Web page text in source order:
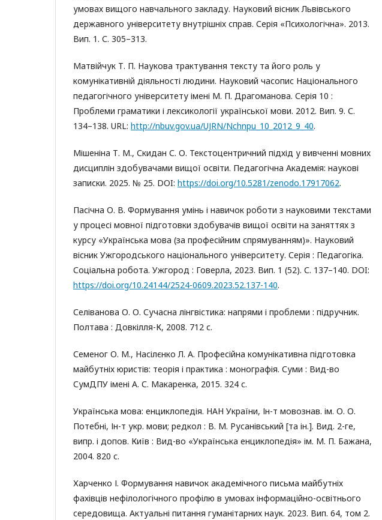
умовах вищого навчального закладу. Науковий вісник Львівського
державного університету внутрішніх справ. Серія «Психологічна». 2013.
Вип. 1. С. 305–313.
Матвійчук Т. П. Наукова трактування тексту та його роль у
комунікативній діяльності людини. Науковий часопис Національного
педагогічного університету імені М. П. Драгоманова. Серія 10 :
Проблеми граматики і лексикології української мови. 2012. Вип. 9. С.
134–138. URL: http://nbuv.gov.ua/UJRN/Nchnpu_10_2012_9_40.
Мішеніна Т. М., Скидан С. О. Текстоцентричний підхід у вивченні мовних
дисциплін здобувачами вищої освіти. Педагогічна Академія: наукові
записки. 2025. № 25. DOI: https://doi.org/10.5281/zenodo.17917062.
Пасічна О. В. Формування умінь і навичок роботи з науковими текстами
у процесі мовної підготовки здобувачів вищої освіти на заняттях з
курсу «Українська мова (за професійним спрямуванням)». Науковий
вісник Ужгородського національного університету. Серія : Педагогіка.
Соціальна робота. Ужгород : Говерла, 2023. Вип. 1 (52). С. 137–140. DOI:
https://doi.org/10.24144/2524-0609.2023.52.137-140.
Селіванова О. О. Сучасна лінгвістика: напрями і проблеми : підручник.
Полтава : Довкілля-К, 2008. 712 с.
Семеног О. М., Насілєнко Л. А. Професійна комунікативна підготовка
майбутніх юристів: теорія і практика : монографія. Суми : Вид-во
СумДПУ імені А. С. Макаренка, 2015. 324 с.
Українська мова: енциклопедія. НАН України, Ін-т мовознав. ім. О. О.
Потебні, Ін-т укр. мови; редкол : В. М. Русанівський [та ін.]. Вид. 2-ге,
випр. і допов. Київ : Вид-во «Українська енциклопедія» ім. М. П. Бажана,
2004. 820 с.
Харченко І. Формування навичок академічного письма майбутніх
фахівців нефілологічного профілю в умовах інформаційно-освітнього
середовища. Актуальні питання гуманітарних наук. 2023. Вип. 64, том 2.